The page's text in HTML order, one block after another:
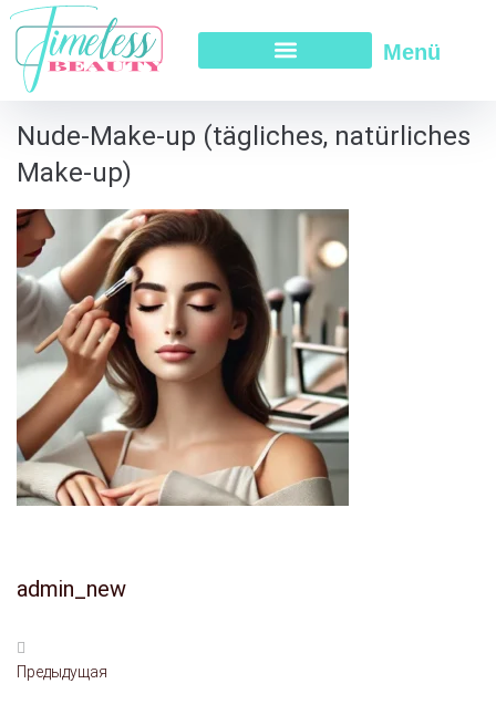
Menü
Nude-Make-up (tägliches, natürliches
Make-up)
admin_new
Предыдущая